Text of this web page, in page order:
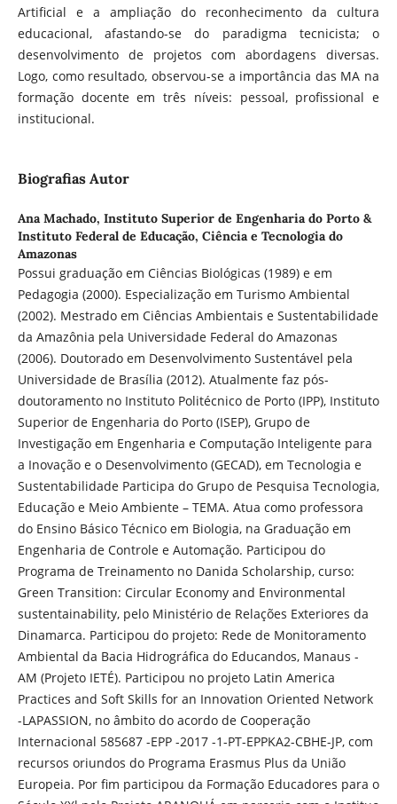
Artificial e a ampliação do reconhecimento da cultura
educacional, afastando-se do paradigma tecnicista; o
desenvolvimento de projetos com abordagens diversas.
Logo, como resultado, observou-se a importância das MA na
formação docente em três níveis: pessoal, profissional e
institucional.
Biografias Autor
Ana Machado, Instituto Superior de Engenharia do Porto &
Instituto Federal de Educação, Ciência e Tecnologia do
Amazonas
Possui graduação em Ciências Biológicas (1989) e em
Pedagogia (2000). Especialização em Turismo Ambiental
(2002). Mestrado em Ciências Ambientais e Sustentabilidade
da Amazônia pela Universidade Federal do Amazonas
(2006). Doutorado em Desenvolvimento Sustentável pela
Universidade de Brasília (2012). Atualmente faz pós-
doutoramento no Instituto Politécnico de Porto (IPP), Instituto
Superior de Engenharia do Porto (ISEP), Grupo de
Investigação em Engenharia e Computação Inteligente para
a Inovação e o Desenvolvimento (GECAD), em Tecnologia e
Sustentabilidade Participa do Grupo de Pesquisa Tecnologia,
Educação e Meio Ambiente – TEMA. Atua como professora
do Ensino Básico Técnico em Biologia, na Graduação em
Engenharia de Controle e Automação. Participou do
Programa de Treinamento no Danida Scholarship, curso:
Green Transition: Circular Economy and Environmental
sustentainability, pelo Ministério de Relações Exteriores da
Dinamarca. Participou do projeto: Rede de Monitoramento
Ambiental da Bacia Hidrográfica do Educandos, Manaus -
AM (Projeto IETÉ). Participou no projeto Latin America
Practices and Soft Skills for an Innovation Oriented Network
-LAPASSION, no âmbito do acordo de Cooperação
Internacional 585687 -EPP -2017 -1-PT-EPPKA2-CBHE-JP, com
recursos oriundos do Programa Erasmus Plus da União
Europeia. Por fim participou da Formação Educadores para o